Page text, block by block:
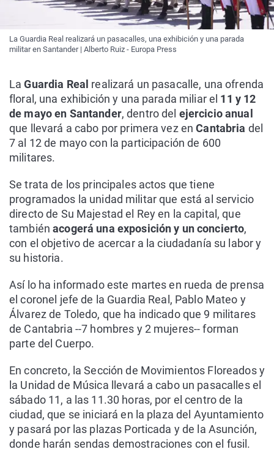
La Guardia Real realizará un pasacalles, una exhibición y una parada
militar en Santander | Alberto Ruiz - Europa Press
LaGuardia Real realizará un pasacalle, una ofrenda
floral, una exhibición y una parada miliar el 11 y 12
de mayo en Santander, dentro del ejercicio anual
que llevará a cabo por primera vez enCantabria del
7 al 12 de mayo con la participación de 600
militares.
Se trata de los principales actos que tiene
programados la unidad militar que está al servicio
directo de Su Majestad el Rey en la capital, que
tambiénacogerá una exposición y un concierto,
con el objetivo de acercar a la ciudadanía su labor y
su historia.
Así lo ha informado este martes en rueda de prensa
el coronel jefe de la Guardia Real, Pablo Mateo y
Álvarez de Toledo, que ha indicado que 9 militares
de Cantabria --7 hombres y 2 mujeres-- forman
parte del Cuerpo.
En concreto, la Sección de Movimientos Floreados y
la Unidad de Música llevará a cabo un pasacalles el
sábado 11, a las 11.30 horas, por el centro de la
ciudad, que se iniciará en la plaza del Ayuntamiento
y pasará por las plazas Porticada y de la Asunción,
donde harán sendas demostraciones con el fusil.